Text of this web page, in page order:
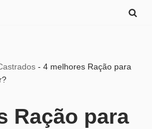
- 4 melhores Ração para
Ração para